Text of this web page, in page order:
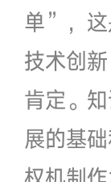
单”，这
技术创
肯定。
展的基